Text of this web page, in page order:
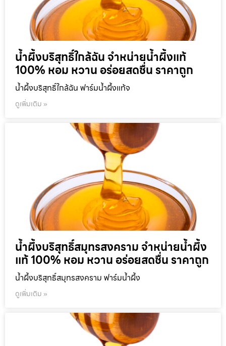
น้ำผึ้งบริสุทธิ์ใกล้ฉัน จำหน่ายน้ำผึ้งแท้
100% หอม หวาน อร่อยสดชื่น ราคาถูก
น้ำผึ้งบริสุทธิ์ใกล้ฉัน ฟาร์มน้ำผึ้งแท้จ
ดูเพิ่มเติม »
น้ำผึ้งบริสุทธิ์สมุทรสงคราม จำหน่ายน้ำผึ้ง
แท้ 100% หอม หวาน อร่อยสดชื่น ราคาถูก
น้ำผึ้งบริสุทธิ์สมุทรสงคราม ฟาร์มน้ำผึ้ง
ดูเพิ่มเติม »